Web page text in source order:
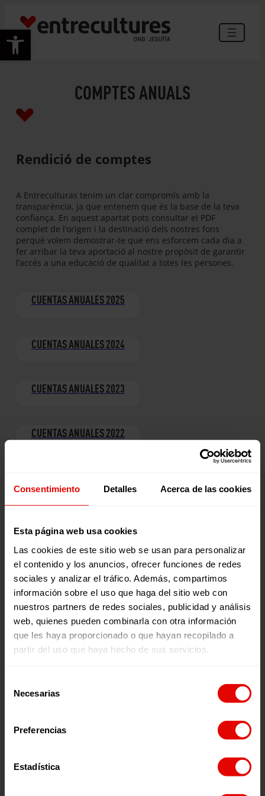
Consentimiento Detalles Acerca de las cookies
Esta página web usa cookies
Las cookies de este sitio web se usan para personalizar
el contenido y los anuncios, ofrecer funciones de redes
sociales y analizar el tráfico. Además, compartimos
información sobre el uso que haga del sitio web con
nuestros partners de redes sociales, publicidad y análisis
web, quienes pueden combinarla con otra información
que les haya proporcionado o que hayan recopilado a
partir del uso que haya hecho de sus servicios.
Necesarias
Preferencias
Estadística
Obre la barra d'eines
contingut
COMPTES ANUALS
Rendició de comptes
A Entreculturas tenim un clar compromís amb la
transparència, ja que entenem que és la base de la teva
confiança. En aquest apartat pots consultar el PDF
complet de l’origen i la destinació dels nostres fons
perquè volem demostrar-te que ens esforcem cada dia a
fer arribar la teva aportació al nostre propòsit de garantir
l’accés a una educació de qualitat a totes les persones.
CUENTAS ANUALES 2025
CUENTAS ANUALES 2024
CUENTAS ANUALES 2023
CUENTAS ANUALES 2022
CUENTAS ANUALES 2019
CUENTAS ANUALES 2018
CUENTAS ANUALES 2017